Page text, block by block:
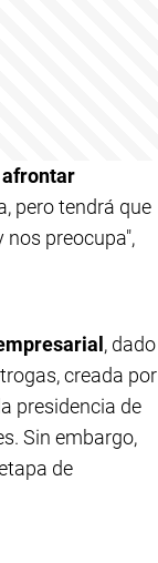
afrontar
pero tendrá que
preocupa",
, dado
creada por
presidencia de
Sin embargo,
de